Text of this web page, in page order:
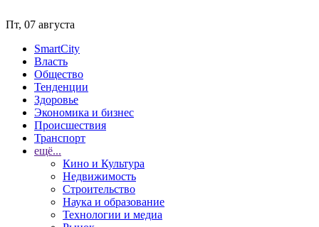
Пт, 07 августа
SmartCity
Власть
Общество
Тенденции
Здоровье
Экономика и бизнес
Происшествия
Транспорт
ещё...
Кино и Культура
Недвижимость
Строительство
Наука и образование
Технологии и медиа